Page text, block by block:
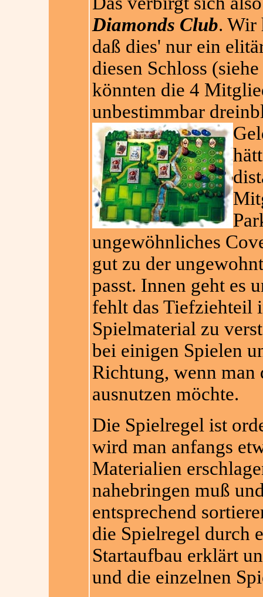
Diamonds Club. Wir
daß dies' nur ein
diesen Schloss
könnten die 4
unbestimmbar
ungewöhnliches
gut zu der
passt. Innen geht es
fehlt das Tiefziehteil
Spielmaterial zu
bei einigen Spielen
Richtung, wenn
ausnutzen möchte.
Die Spielregel ist
wird man anfangs
Materialien
nahebringen muß
entsprechend
die Spielregel durch
Startaufbau erklärt
und die einzelnen